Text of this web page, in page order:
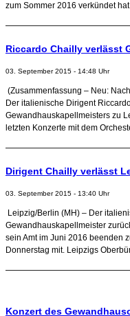
zum Sommer 2016 verkündet
Riccardo Chailly verlässt
03. September 2015 - 14:48 Uhr
(Zusammenfassung – Neu:
Der italienische Dirigent
Gewandhauskapellmeisters zu
letzten Konzerte mit dem
Dirigent Chailly verlässt
03. September 2015 - 13:40 Uhr
Leipzig/Berlin (MH) – Der
Gewandhauskapellmeister
sein Amt im Juni 2016 beenden
Donnerstag mit. Leipzigs
Konzert des